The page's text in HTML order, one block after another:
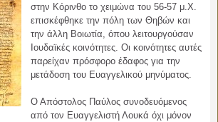
στην Κόρινθο το χειμώνα του 56-57 μ.Χ.
επισκέφθηκε την πόλη των Θηβών και
την άλλη Βοιωτία, όπου λειτουργούσαν
Ιουδαϊκές κοινότητες. Οι κοινότητες αυτές
παρείχαν πρόσφορο έδαφος για την
μετάδοση του Ευαγγελικού μηνύματος.
Ο Απόστολος Παύλος συνοδευόμενος
από τον Ευαγγελιστή Λουκά όχι μόνον